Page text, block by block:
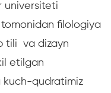
universiteti
tomonidan filologiya
tili va dizayn
etilgan
kuch-qudratimiz